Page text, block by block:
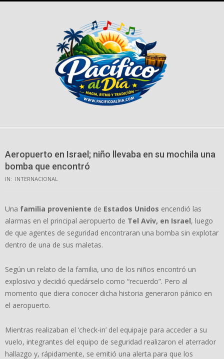
Aeropuerto en Israel; niño llevaba en su mochila una
bomba que encontró
IN: INTERNACIONAL
Una familia proveniente de Estados Unidos encendió las
alarmas en el principal aeropuerto de Tel Aviv, en Israel, luego
de que agentes de seguridad encontraran una bomba sin explotar
dentro de una de sus maletas.
Según un relato de la familia, uno de los niños encontró un
explosivo y decidió quedárselo como “recuerdo”. Pero al
momento que diera conocer dicha historia generaron pánico en
el aeropuerto.
Mientras realizaban el ‘check-in’ del equipaje para acceder a su
vuelo, integrantes del equipo de seguridad realizaron el aterrador
hallazgo y, rápidamente, se emitió una alerta para que los